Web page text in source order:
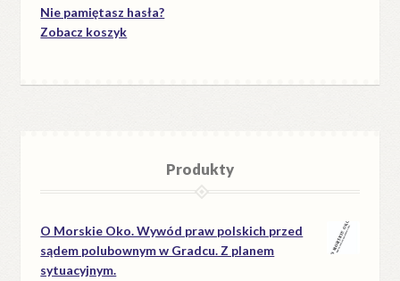
Nie pamiętasz hasła?
Zobacz koszyk
Produkty
O Morskie Oko. Wywód praw polskich przed
sądem polubownym w Gradcu. Z planem
sytuacyjnym.